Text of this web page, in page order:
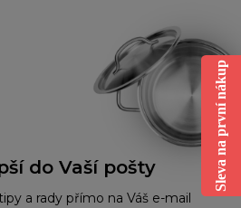
do Vaší pošty
a rady přímo na Váš e-mail
Sleva na první nákup